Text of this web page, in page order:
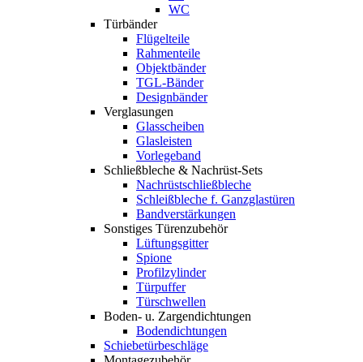
WC
Türbänder
Flügelteile
Rahmenteile
Objektbänder
TGL-Bänder
Designbänder
Verglasungen
Glasscheiben
Glasleisten
Vorlegeband
Schließbleche & Nachrüst-Sets
Nachrüstschließbleche
Schleißbleche f. Ganzglastüren
Bandverstärkungen
Sonstiges Türenzubehör
Lüftungsgitter
Spione
Profilzylinder
Türpuffer
Türschwellen
Boden- u. Zargendichtungen
Bodendichtungen
Schiebetürbeschläge